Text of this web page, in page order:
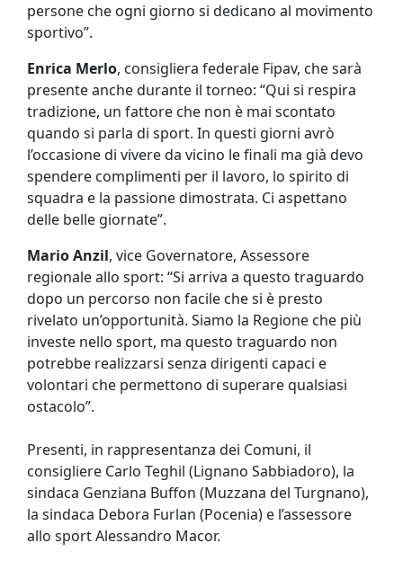
persone che ogni giorno si dedicano al movimento
sportivo”.
Enrica Merlo, consigliera federale Fipav, che sarà
presente anche durante il torneo: “Qui si respira
tradizione, un fattore che non è mai scontato
quando si parla di sport. In questi giorni avrò
l’occasione di vivere da vicino le finali ma già devo
spendere complimenti per il lavoro, lo spirito di
squadra e la passione dimostrata. Ci aspettano
delle belle giornate”.
Mario Anzil, vice Governatore, Assessore
regionale allo sport: “Si arriva a questo traguardo
dopo un percorso non facile che si è presto
rivelato un’opportunità. Siamo la Regione che più
investe nello sport, ma questo traguardo non
potrebbe realizzarsi senza dirigenti capaci e
volontari che permettono di superare qualsiasi
ostacolo”.
Presenti, in rappresentanza dei Comuni, il
consigliere Carlo Teghil (Lignano Sabbiadoro), la
sindaca Genziana Buffon (Muzzana del Turgnano),
la sindaca Debora Furlan (Pocenia) e l’assessore
allo sport Alessandro Macor.